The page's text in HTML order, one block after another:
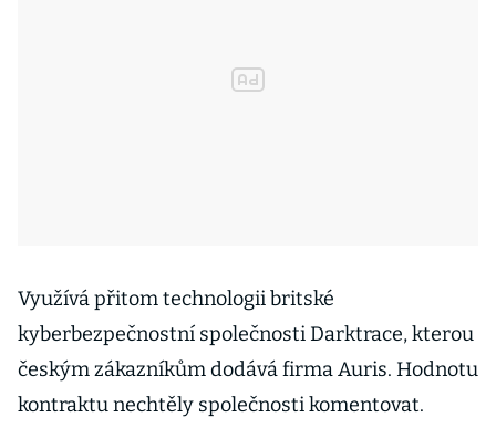
Využívá přitom technologii britské
kyberbezpečnostní společnosti Darktrace, kterou
českým zákazníkům dodává firma Auris. Hodnotu
kontraktu nechtěly společnosti komentovat.